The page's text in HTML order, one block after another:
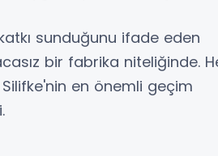
sunduğunu ifade eden
bir fabrika niteliğinde.
en önemli geçim